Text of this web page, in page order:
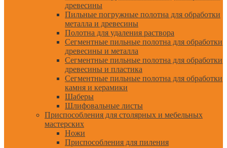
древесины
Пильные погружные полотна для обработки
металла и древесины
Полотна для удаления раствора
Сегментные пильные полотна для обработки
древесины и металла
Сегментные пильные полотна для обработки
древесины и пластика
Сегментные пильные полотна для обработки
камня и керамики
Шаберы
Шлифовальные листы
Приспособления для столярных и мебельных
мастерских
Ножи
Приспособления для пиления